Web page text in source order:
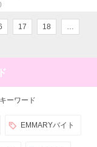
17 18
…
ーワード
EMMARYバイト